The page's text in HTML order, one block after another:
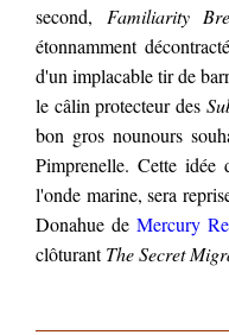
second, Familiarity
étonnamment
d'un implacable tir de
le câlin protecteur des
bon gros nounours
Pimprenelle. Cette
l'onde marine, sera
Donahue deMercury
clôturantThe Secret